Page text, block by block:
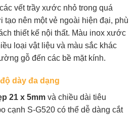
vết trầy xước nhỏ trong quá
tạo nên một vẻ ngoài hiện đại, phù
thiết kế nội thất. Màu inox xước
loại vật liệu và màu sắc khác
gỗ đến các bề mặt kính.
dày đa dạng
21 x 5mm và chiều dài tiêu
cạnh S-G520 có thể dễ dàng cắt